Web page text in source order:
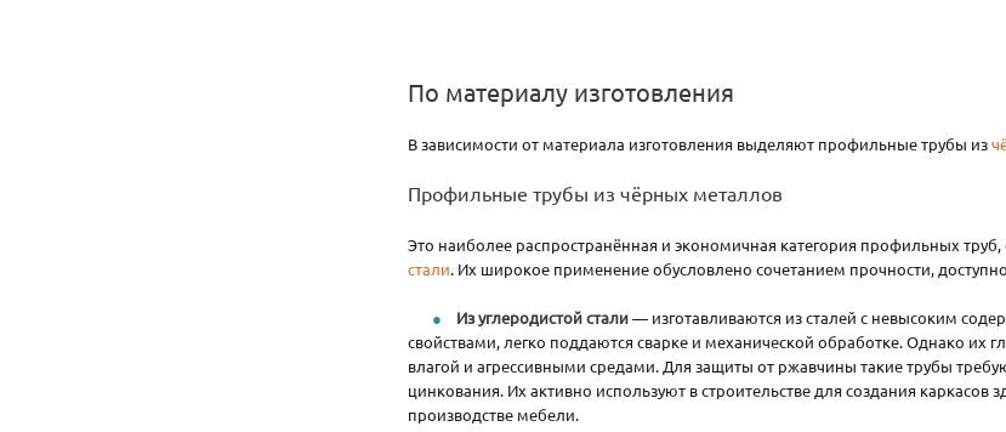
По материалу изготовления
В зависимости от материала изготовления выделяют профильные трубы из
Профильные трубы из чёрных металлов
Это наиболее распространённая и экономичная категория профильных
стали. Их широкое применение обусловлено сочетанием прочности,
Из углеродистой стали— изготавливаются из сталей с невысоким
свойствами, легко поддаются сварке и механической обработке. Однако их
влагой и агрессивными средами. Для защиты от ржавчины такие трубы
цинкования. Их активно используют в строительстве для создания
производстве мебели.